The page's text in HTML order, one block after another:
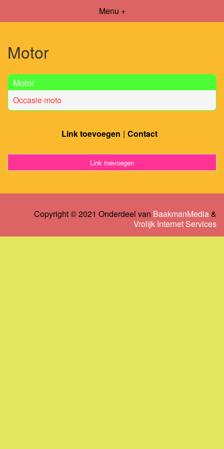
Menu +
Motor
Motor
Occasie moto
Link toevoegen Contact
Link toevoegen
Copyright © 2021 Onderdeel van BaakmanMedia&
Vrolijk Internet Services